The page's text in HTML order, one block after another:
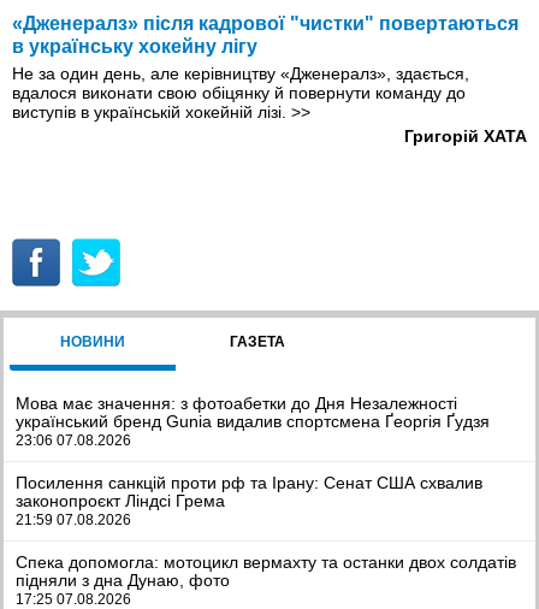
«Дженералз» після кадрової "чистки" повертаються
в українську хокейну лігу
Не за один день, але керівництву «Дженералз», здається,
вдалося виконати свою обіцянку й повернути команду до
виступів в українській хокейній лізі. >>
Григорій ХАТА
НОВИНИ ГАЗЕТА
Мова має значення: з фотоабетки до Дня Незалежності
український бренд Gunia видалив спортсмена Ґеоргія Ґудзя
23:06 07.08.2026
Посилення санкцій проти рф та Ірану: Сенат США схвалив
законопроєкт Ліндсі Грема
21:59 07.08.2026
Спека допомогла: мотоцикл вермахту та останки двох солдатів
підняли з дна Дунаю, фото
17:25 07.08.2026